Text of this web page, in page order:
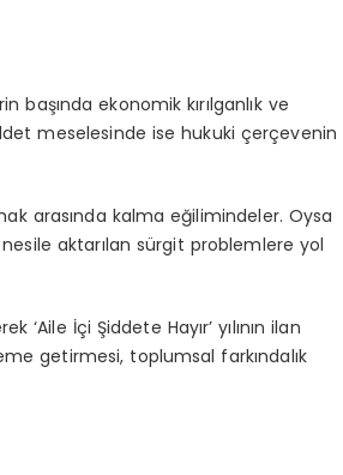
başında ekonomik kırılganlık ve
meselesinde ise hukuki çerçevenin
arasında kalma eğilimindeler. Oysa
aktarılan sürgit problemlere yol
‘Aile İçi Şiddete Hayır’ yılının ilan
getirmesi, toplumsal farkındalık